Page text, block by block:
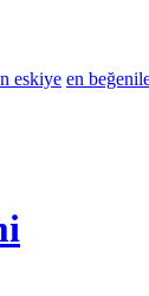
eskiye en